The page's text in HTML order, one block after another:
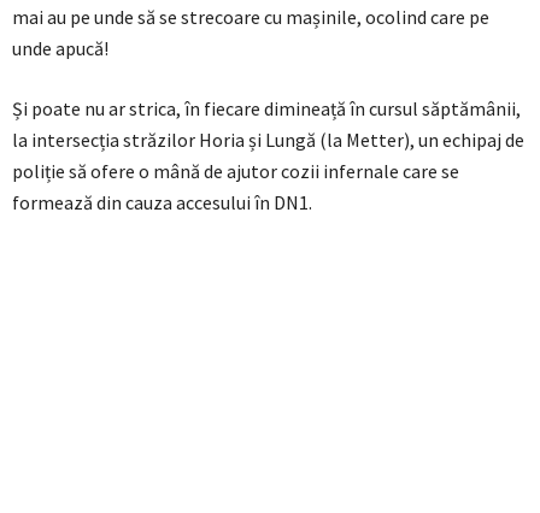
mai au pe unde să se strecoare cu mașinile, ocolind care pe
unde apucă!
Și poate nu ar strica, în fiecare dimineață în cursul săptămânii,
la intersecția străzilor Horia și Lungă (la Metter), un echipaj de
poliție să ofere o mână de ajutor cozii infernale care se
formează din cauza accesului în DN1.